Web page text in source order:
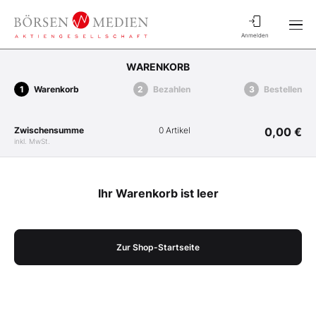
Anmelden
WARENKORB
Warenkorb Bezahlen Bestellen
Zwischensumme
inkl. MwSt.
0 Artikel 0,00 €
Ihr Warenkorb ist leer
Zur Shop-Startseite